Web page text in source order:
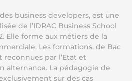
des business developers, est une
de l’IDRAC Business School
Elle forme aux métiers de la
Les formations, de Bac
reconnues par l’Etat et
alternance. La pédagogie de
sur des cas